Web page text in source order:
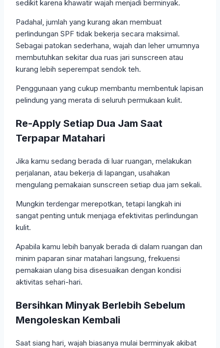
sedikit karena khawatir wajah menjadi berminyak.
Padahal, jumlah yang kurang akan membuat
perlindungan SPF tidak bekerja secara maksimal.
Sebagai patokan sederhana, wajah dan leher umumnya
membutuhkan sekitar dua ruas jari sunscreen atau
kurang lebih seperempat sendok teh.
Penggunaan yang cukup membantu membentuk lapisan
pelindung yang merata di seluruh permukaan kulit.
Re-Apply Setiap Dua Jam Saat
Terpapar Matahari
Jika kamu sedang berada di luar ruangan, melakukan
perjalanan, atau bekerja di lapangan, usahakan
mengulang pemakaian sunscreen setiap dua jam sekali.
Mungkin terdengar merepotkan, tetapi langkah ini
sangat penting untuk menjaga efektivitas perlindungan
kulit.
Apabila kamu lebih banyak berada di dalam ruangan dan
minim paparan sinar matahari langsung, frekuensi
pemakaian ulang bisa disesuaikan dengan kondisi
aktivitas sehari-hari.
Bersihkan Minyak Berlebih Sebelum
Mengoleskan Kembali
Saat siang hari, wajah biasanya mulai berminyak akibat